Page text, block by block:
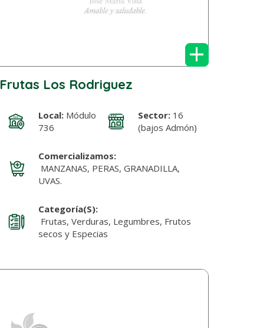
+
Frutas Los Rodriguez
Local:Módulo
736
Sector: 16
(bajos Admón)
Comercializamos:
MANZANAS, PERAS, GRANADILLA,
UVAS.
Categoría(s):
Frutas, Verduras, Legumbres, Frutos
secos y Especias